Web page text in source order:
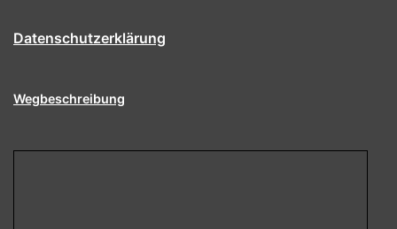
Datenschutzerklärung
Wegbeschreibung